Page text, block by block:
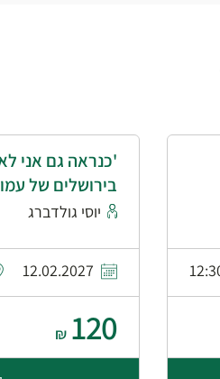
'כנראה גם אני
בירושלים של
יוסי גולדברג
12.02.2027
120
₪